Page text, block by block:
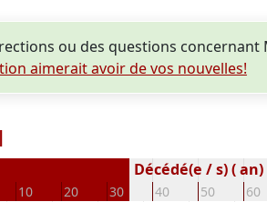
ou des questions concernant
aimerait avoir de vos nouvelles!
10 20 30 40 50 60
Décédé(e / s) ( an)